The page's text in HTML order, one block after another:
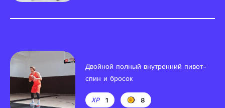
Двойной полный внутренний пивот-
спин и бросок
1 8